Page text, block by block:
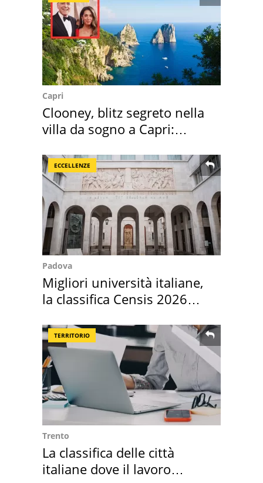
Capri
Clooney, blitz segreto nella
villa da sogno a Capri:
ECCELLENZE
Padova
Migliori università italiane,
la classifica Censis 2026
TERRITORIO
Trento
La classifica delle città
italiane dove il lavoro